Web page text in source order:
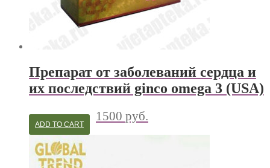
Препарат от заболеваний сердца и
их последствий ginco omega 3 (USA)
1500 руб.
ADD TO CART